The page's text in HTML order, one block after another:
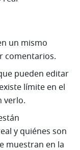
un mismo
comentarios.
pueden editar
límite en el
verlo.
y quiénes son
muestran en la